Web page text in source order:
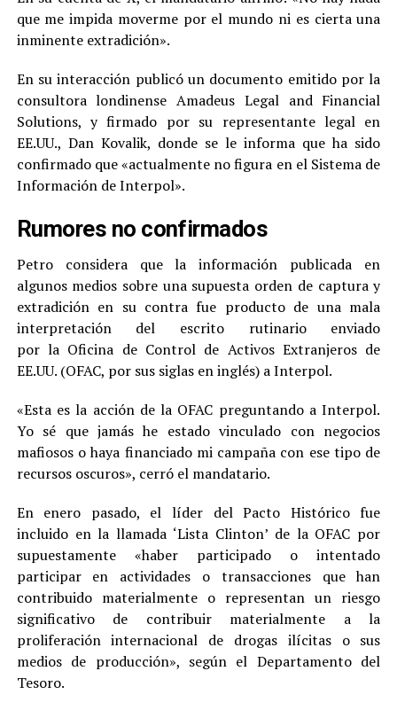
que me impida moverme por el mundo ni es cierta una
inminente extradición».
En su interacción publicó un documento emitido por la
consultora londinense Amadeus Legal and Financial
Solutions, y firmado por su representante legal en
EE.UU., Dan Kovalik, donde se le informa que ha sido
confirmado que «actualmente no figura en el Sistema de
Información de Interpol».
Rumores no confirmados
Petro considera que la información publicada en
algunos medios sobre una supuesta orden de captura y
extradición en su contra fue producto de una mala
interpretación del escrito rutinario enviado
por la Oficina de Control de Activos Extranjeros de
EE.UU. (OFAC, por sus siglas en inglés) a Interpol.
«Esta es la acción de la OFAC preguntando a Interpol.
Yo sé que jamás he estado vinculado con negocios
mafiosos o haya financiado mi campaña con ese tipo de
recursos oscuros», cerró el mandatario.
En enero pasado, el líder del Pacto Histórico fue
incluido en la llamada ‘Lista Clinton’ de la OFAC por
supuestamente «haber participado o intentado
participar en actividades o transacciones que han
contribuido materialmente o representan un riesgo
significativo de contribuir materialmente a la
proliferación internacional de drogas ilícitas o sus
medios de producción», según el Departamento del
Tesoro.